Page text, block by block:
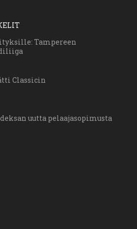
Tampereen
Classicin
uutta pelaajasopimusta